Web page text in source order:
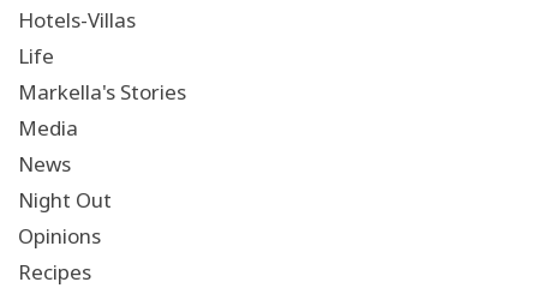
Hotels-Villas
Life
Markella's Stories
Media
News
Night Out
Opinions
Recipes